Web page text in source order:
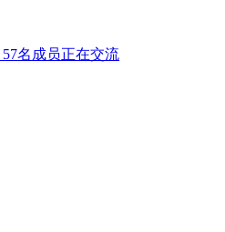
57名成员正在交流